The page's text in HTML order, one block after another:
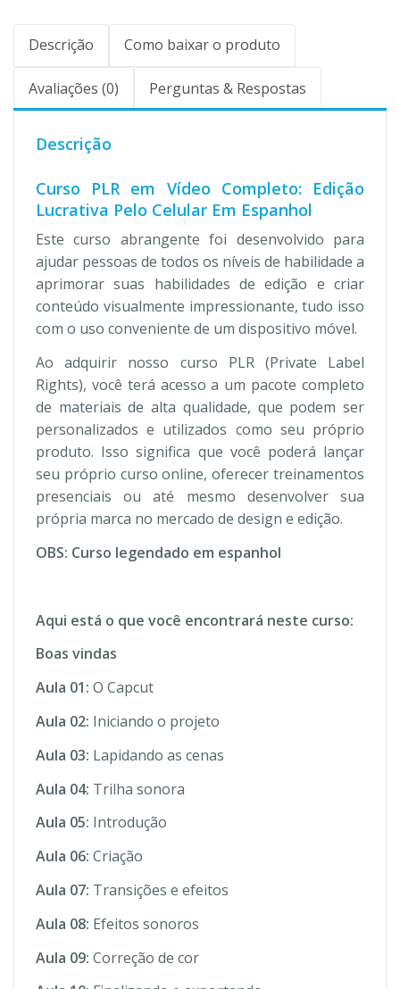
Descrição Como baixar o produto
Avaliações (0) Perguntas & Respostas
Descrição
Curso PLR em Vídeo Completo: Edição
Lucrativa Pelo Celular Em Espanhol
Este curso abrangente foi desenvolvido para
ajudar pessoas de todos os níveis de habilidade a
aprimorar suas habilidades de edição e criar
conteúdo visualmente impressionante, tudo isso
com o uso conveniente de um dispositivo móvel.
Ao adquirir nosso curso PLR (Private Label
Rights), você terá acesso a um pacote completo
de materiais de alta qualidade, que podem ser
personalizados e utilizados como seu próprio
produto. Isso significa que você poderá lançar
seu próprio curso online, oferecer treinamentos
presenciais ou até mesmo desenvolver sua
própria marca no mercado de design e edição.
OBS: Curso legendado em espanhol
Aqui está o que você encontrará neste curso:
Boas vindas
Aula 01: O Capcut
Aula 02: Iniciando o projeto
Aula 03: Lapidando as cenas
Aula 04: Trilha sonora
Aula 05: Introdução
Aula 06: Criação
Aula 07: Transições e efeitos
Aula 08: Efeitos sonoros
Aula 09: Correção de cor